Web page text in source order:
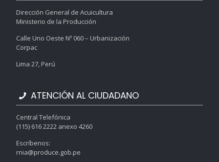
Dirección General de Acuicultura
Ministerio de la Producción
Calle Uno Oeste Nº 060 – Urbanización
Corpac
Lima 27, Perú
ATENCIÓN AL CIUDADANO
Central Telefónica
(115) 616 2222 anexo 4260
Escríbenos:
rnia@produce.gob.pe